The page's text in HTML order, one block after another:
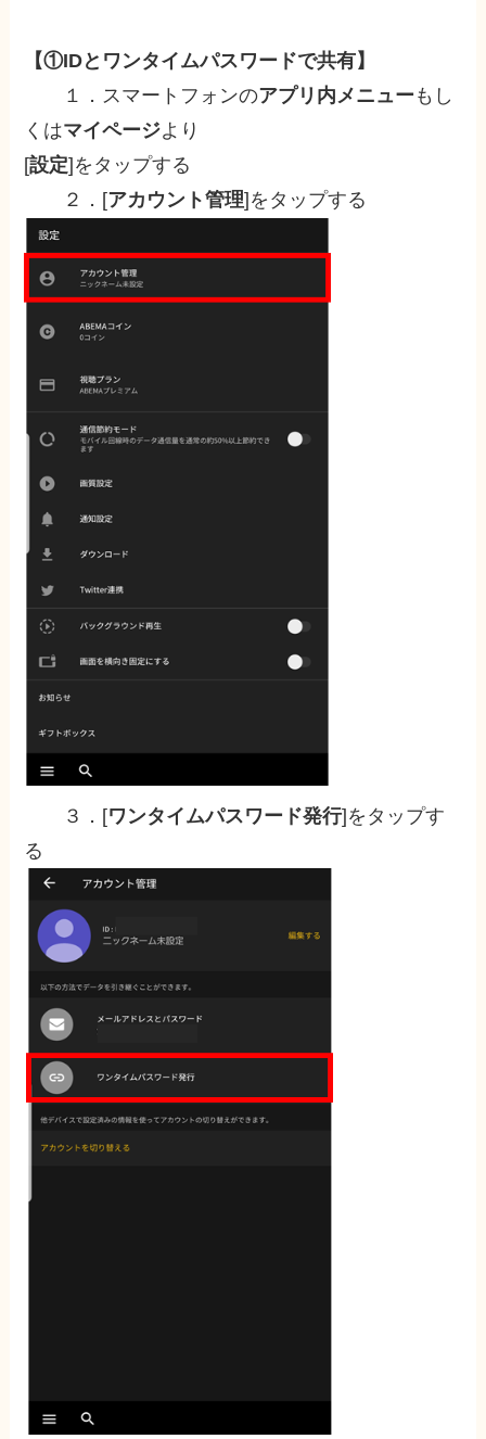
【①IDとワンタイムパスワードで共有】
１．スマートフォンのアプリ内メニュー もし
くはマイページより
[設定]をタップする
２．[アカウント管理]をタップする
３．[ワンタイムパスワード発行]をタップす
る